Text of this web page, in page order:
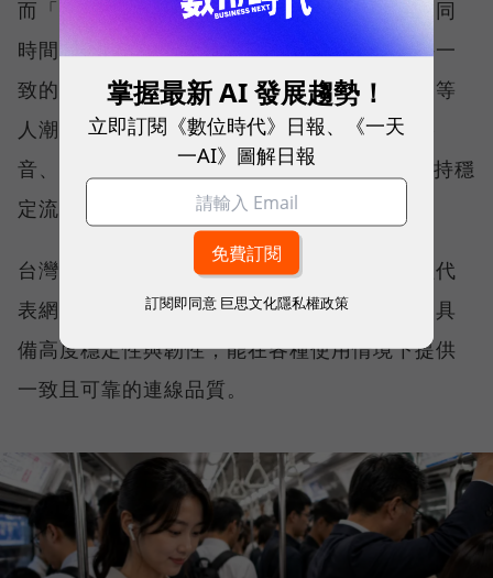
而「品質一致性」則是衡量電信業者可否在不同
時間、不同地點、不同網路負載下，都能維持一
致的網路服務品質。無論是在跨年晚會、球賽等
人潮密集場域，或是在高速移動時觀看串流影
音、傳送 LINE 訊息、分享社群動態，確保維持穩
定流暢，不因環境改變而明顯降速。
台灣大哥大能同時拿下這兩項全台第一，不僅代
表網路速度表現優異，更證明其網路基礎建設具
備高度穩定性與韌性，能在各種使用情境下提供
一致且可靠的連線品質。
掌握最新 AI 發展趨勢！
立即訂閱《數位時代》日報、《一天
一AI》圖解日報
訂閱即同意 巨思文化隱私權政策